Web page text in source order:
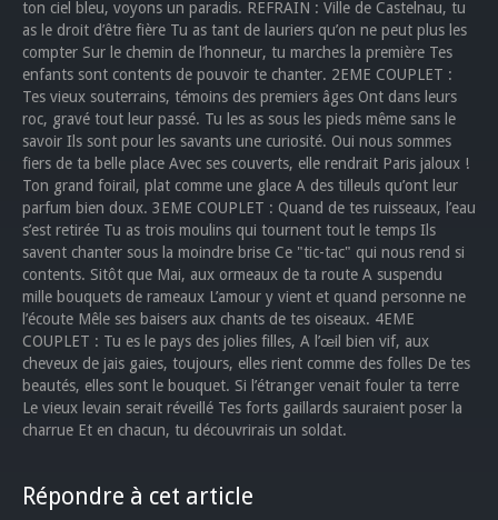
ton ciel bleu, voyons un paradis. REFRAIN : Ville de Castelnau, tu
as le droit d’être fière Tu as tant de lauriers qu’on ne peut plus les
compter Sur le chemin de l’honneur, tu marches la première Tes
enfants sont contents de pouvoir te chanter. 2EME COUPLET :
Tes vieux souterrains, témoins des premiers âges Ont dans leurs
roc, gravé tout leur passé. Tu les as sous les pieds même sans le
savoir Ils sont pour les savants une curiosité. Oui nous sommes
fiers de ta belle place Avec ses couverts, elle rendrait Paris jaloux !
Ton grand foirail, plat comme une glace A des tilleuls qu’ont leur
parfum bien doux. 3EME COUPLET : Quand de tes ruisseaux, l’eau
s’est retirée Tu as trois moulins qui tournent tout le temps Ils
savent chanter sous la moindre brise Ce "tic-tac" qui nous rend si
contents. Sitôt que Mai, aux ormeaux de ta route A suspendu
mille bouquets de rameaux L’amour y vient et quand personne ne
l’écoute Mêle ses baisers aux chants de tes oiseaux. 4EME
COUPLET : Tu es le pays des jolies filles, A l’œil bien vif, aux
cheveux de jais gaies, toujours, elles rient comme des folles De tes
beautés, elles sont le bouquet. Si l’étranger venait fouler ta terre
Le vieux levain serait réveillé Tes forts gaillards sauraient poser la
charrue Et en chacun, tu découvrirais un soldat.
Répondre à cet article